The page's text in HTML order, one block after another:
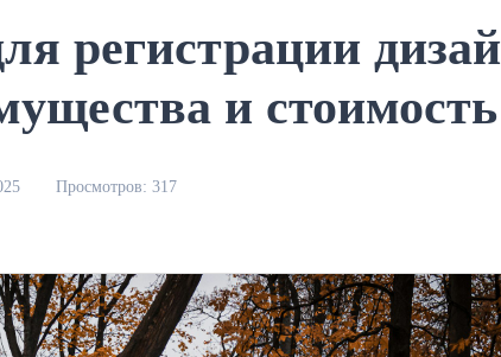
регистрации
и стоимость
Просмотров: 317